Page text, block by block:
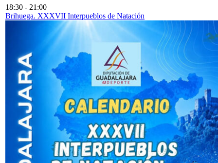
18:30 - 21:00
Brihuega. XXXVII Interpueblos de Natación